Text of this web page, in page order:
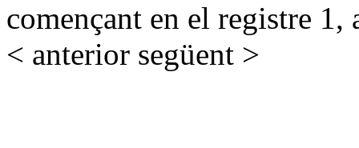
començant en el registre 1,
< anterior següent >